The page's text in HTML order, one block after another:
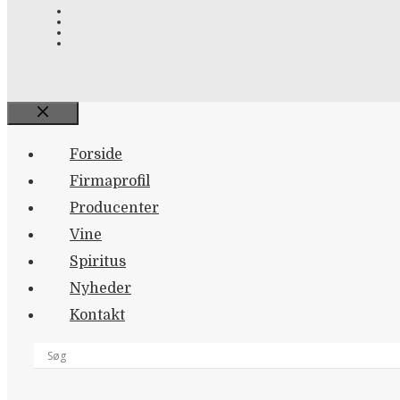
Close
Forside
Firmaprofil
Producenter
Vine
Spiritus
Nyheder
Kontakt